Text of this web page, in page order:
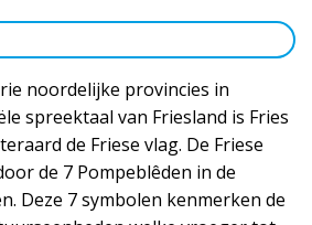
noordelijke provincies in
spreektaal van Friesland is Fries
de Friese vlag. De Friese
de 7 Pompeblêden in de
Deze 7 symbolen kenmerken de